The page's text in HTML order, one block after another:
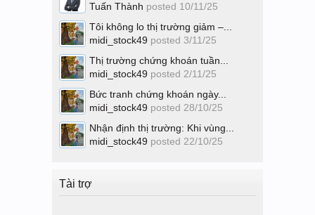
Tuấn Thành posted 10/11/25
Tôi không lo thị trường giảm –...
midi_stock49 posted 3/11/25
Thị trường chứng khoán tuần...
midi_stock49 posted 2/11/25
Bức tranh chứng khoán ngày...
midi_stock49 posted 28/10/25
Nhận định thị trường: Khi vùng...
midi_stock49 posted 22/10/25
Tài trợ